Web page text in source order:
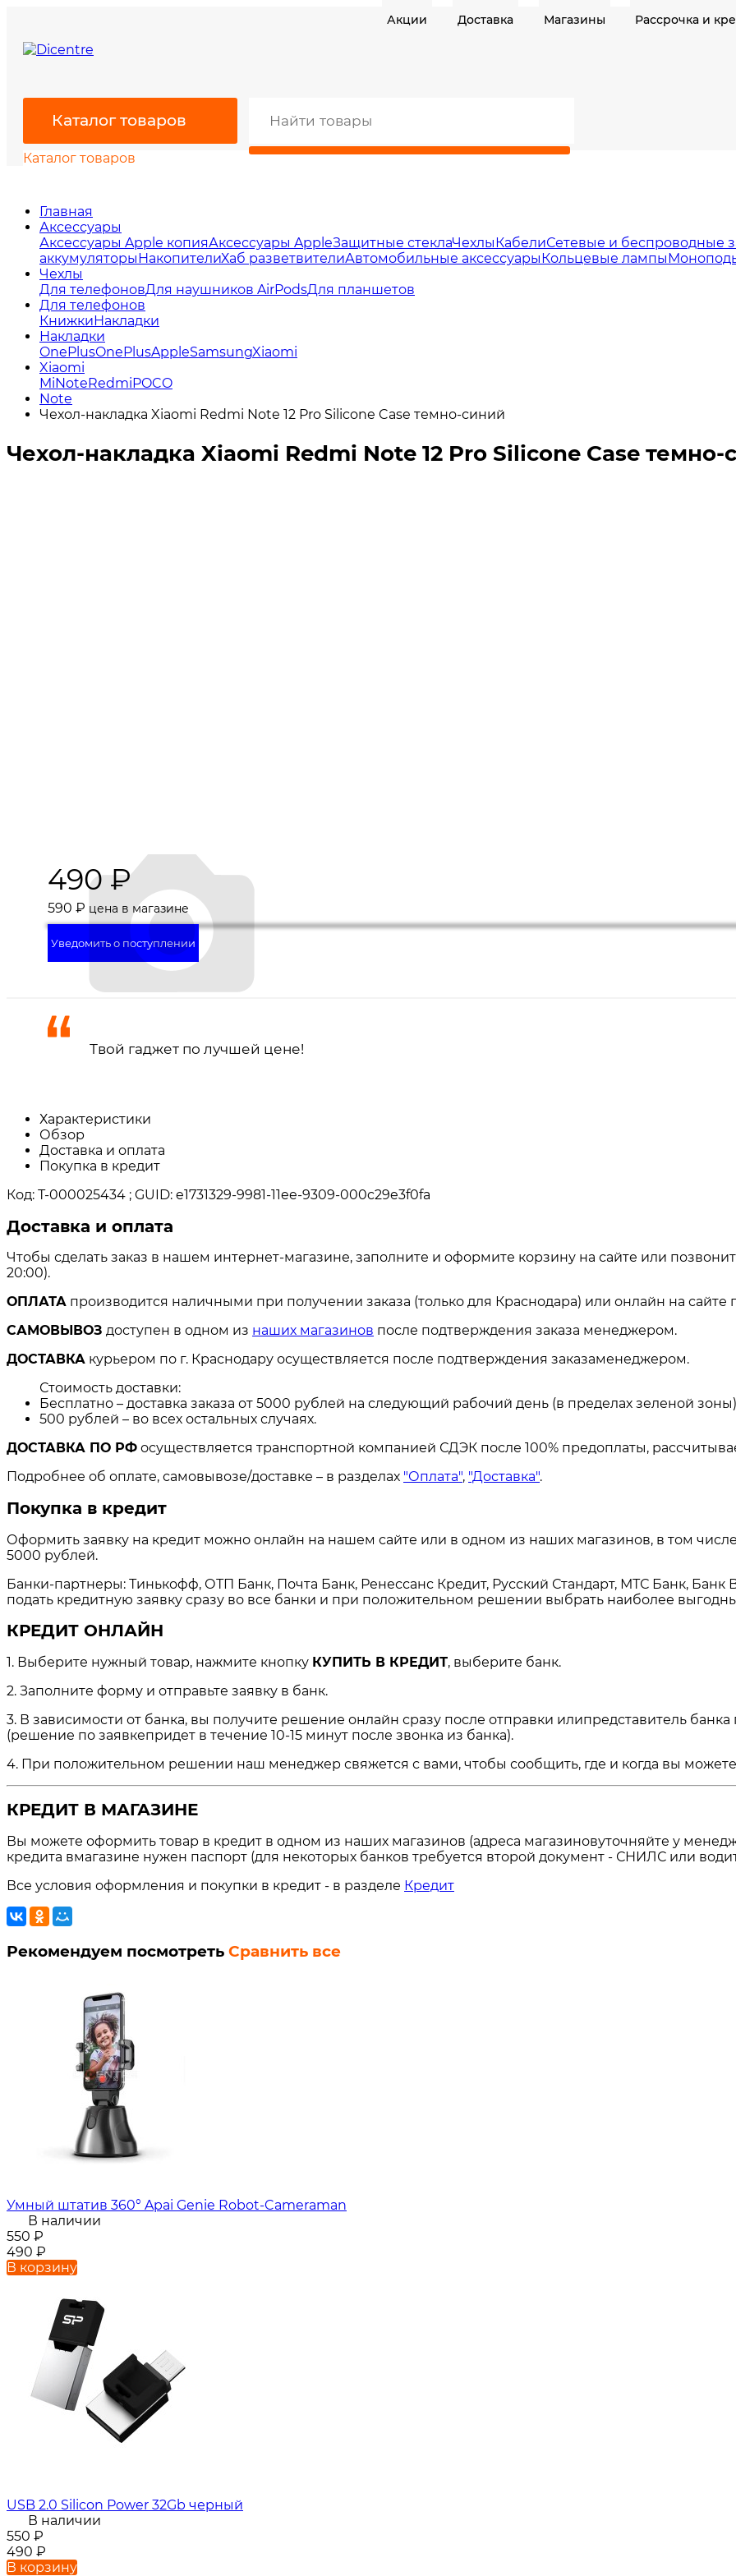
Акции Доставка Магазины Рассрочка и
Каталог товаров
Каталог товаров
Главная
Аксессуары
Аксессуары Apple копияАксессуары AppleЗащитные стеклаЧехлыКабелиСетевые и беспроводные
аккумуляторыНакопителиХаб разветвителиАвтомобильные аксессуарыКольцевые лампы
Чехлы
Для телефоновДля наушников AirPodsДля планшетов
Для телефонов
КнижкиНакладки
Накладки
OnePlusOnePlusAppleSamsungXiaomi
Xiaomi
MiNoteRedmiPOCO
Note
Чехол-накладка Xiaomi Redmi Note 12 Pro Silicone Case темно-синий
Чехол-накладка Xiaomi Redmi Note 12 Pro Silicone Case темно-
490₽
590 ₽ цена в магазине
Уведомить о поступлении
Твой гаджет по лучшей цене!
Характеристики
Обзор
Доставка и оплата
Покупка в кредит
Код: Т-000025434 ; GUID: e1731329-9981-11ee-9309-000c29e3f0fa
Доставка и оплата
Чтобы сделать заказ в нашем интернет-магазине, заполните и оформите корзину на сайте или
20:00).
ОПЛАТА производится наличными при получении заказа (только для Краснодара) или онлайн на
САМОВЫВОЗ доступен в одном из наших магазинов после подтверждения заказа менеджером.
ДОСТАВКА курьером по г. Краснодару осуществляется после подтверждения заказаменеджером.
Стоимость доставки:
Бесплатно – доставка заказа от 5000 рублей на следующий рабочий день (в пределах зеленой
500 рублей – во всех остальных случаях.
ДОСТАВКА ПО РФ осуществляется транспортной компанией СДЭК после 100% предоплаты,
Подробнее об оплате, самовывозе/доставке – в разделах "Оплата", "Доставка".
Покупка в кредит
Оформить заявку на кредит можно онлайн на нашем сайте или в одном из наших магазинов, в том
5000 рублей.
Банки-партнеры: Тинькофф, ОТП Банк, Почта Банк, Ренессанс Кредит, Русский Стандарт, МТС Банк,
подать кредитную заявку сразу во все банки и при положительном решении выбрать наиболее
КРЕДИТ ОНЛАЙН
1. Выберите нужный товар, нажмите кнопку КУПИТЬ В КРЕДИТ, выберите банк.
2. Заполните форму и отправьте заявку в банк.
3. В зависимости от банка, вы получите решение онлайн сразу после отправки илипредставитель
(решение по заявкепридет в течение 10-15 минут после звонка из банка).
4. При положительном решении наш менеджер свяжется с вами, чтобы сообщить, где и когда вы можете
КРЕДИТ В МАГАЗИНЕ
Вы можете оформить товар в кредит в одном из наших магазинов (адреса магазиновуточняйте у
кредита вмагазине нужен паспорт (для некоторых банков требуется второй документ - СНИЛС или
Все условия оформления и покупки в кредит - в разделе Кредит
Рекомендуем посмотреть Сравнить все
Умный штатив 360° Apai Genie Robot-Cameraman
В наличии
550 ₽
490 ₽
В корзину
USB 2.0 Silicon Power 32Gb черный
В наличии
550 ₽
490 ₽
В корзину